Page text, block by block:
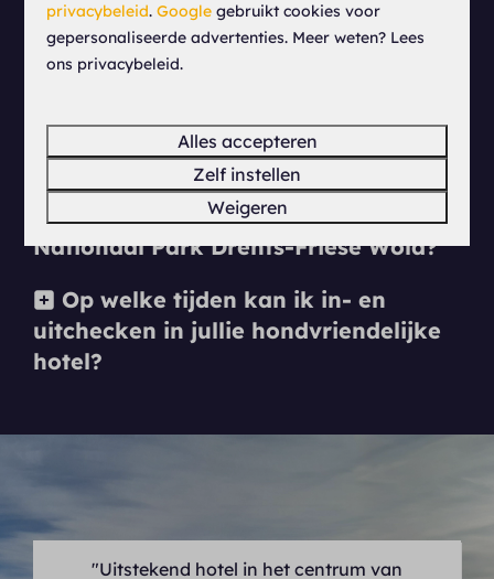
Welke hondenlosloopgebieden zijn
er in de omgeving van het hotel?
Hoe ver is het rijden naar
Nationaal Park Drents-Friese Wold?
Mogen honden ook los lopen in het
Nationaal Park Drents-Friese Wold?
Op welke tijden kan ik in- en
uitchecken in jullie hondvriendelijke
hotel?
"Uitstekend hotel in het centrum van
privacybeleid.Google gebruikt cookies voor
gepersonaliseerde advertenties. Meer weten? Lees
ons privacybeleid.
Alles accepteren
Zelf instellen
Weigeren